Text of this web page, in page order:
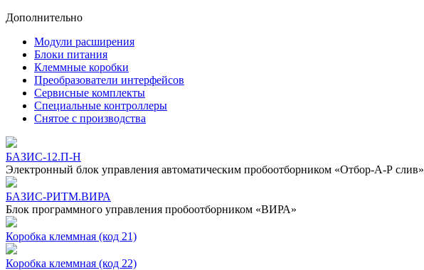
Дополнительно
Модули расширения
Блоки питания
Клеммные коробки
Преобразователи интерфейсов
Сервисные комплекты
Специальные контроллеры
Снятое с производства
БАЗИС-12.П-Н
Электронный блок управления автоматическим пробоотборником «Отбор-А-Р слив»
БАЗИС-РИТМ.ВИРА
Блок программного управления пробоотборником «ВИРА»
Коробка клеммная (код 21)
Коробка клеммная (код 22)